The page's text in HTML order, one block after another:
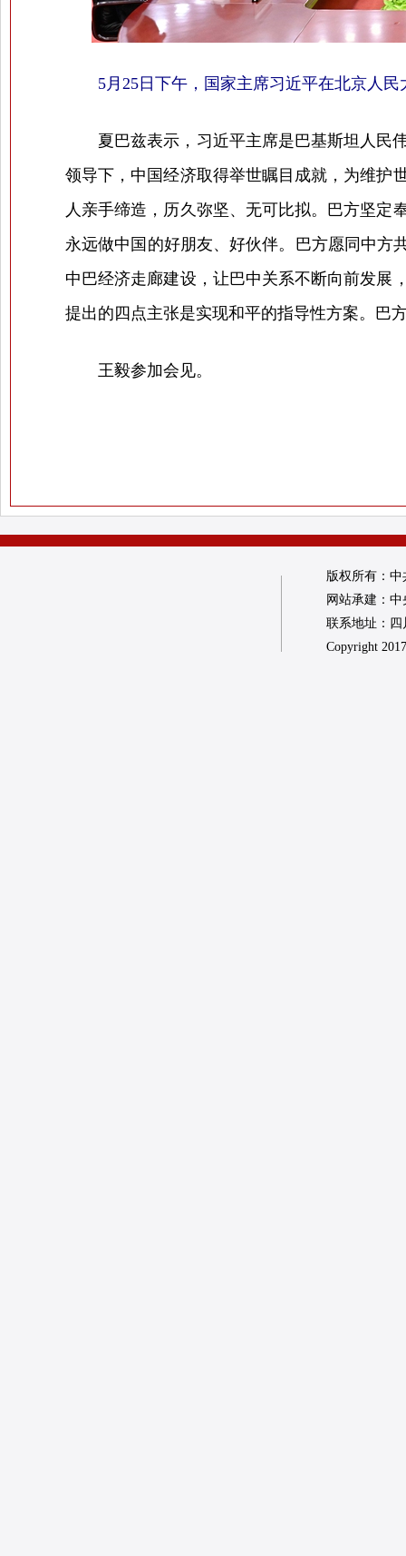
5月25日下午，国家主席习近平在北京人
夏巴兹表示，习近平主席是巴基斯坦人民伟
领导下，中国经济取得举世瞩目成就，为维护
人亲手缔造，历久弥坚、无可比拟。巴方坚定
永远做中国的好朋友、好伙伴。巴方愿同中方
中巴经济走廊建设，让巴中关系不断向前发展
提出的四点主张是实现和平的指导性方案。巴
王毅参加会见。
版权所有：
网站承建：
联系地址：四
Copyright